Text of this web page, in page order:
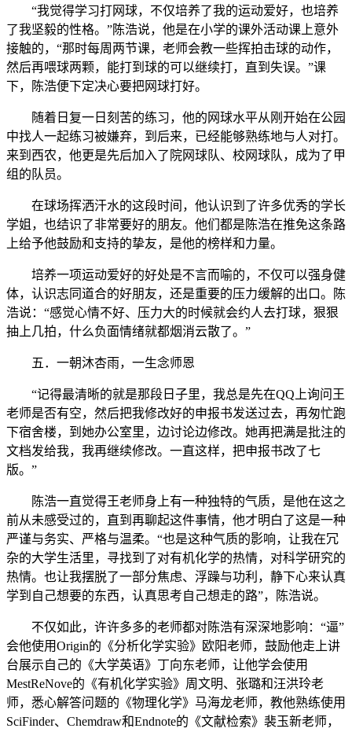
“我觉得学习打网球，不仅培养了我的运动爱好，也培养
了我坚毅的性格。”陈浩说，他是在小学的课外活动课上意外
接触的，“那时每周两节课，老师会教一些挥拍击球的动作，
然后再喂球两颗，能打到球的可以继续打，直到失误。”课
下，陈浩便下定决心要把网球打好。
随着日复一日刻苦的练习，他的网球水平从刚开始在公园
中找人一起练习被嫌弃，到后来，已经能够熟练地与人对打。
来到西农，他更是先后加入了院网球队、校网球队，成为了甲
组的队员。
在球场挥洒汗水的这段时间，他认识到了许多优秀的学长
学姐，也结识了非常要好的朋友。他们都是陈浩在推免这条路
上给予他鼓励和支持的挚友，是他的榜样和力量。
培养一项运动爱好的好处是不言而喻的，不仅可以强身健
体，认识志同道合的好朋友，还是重要的压力缓解的出口。陈
浩说：“感觉心情不好、压力大的时候就会约人去打球，狠狠
抽上几拍，什么负面情绪就都烟消云散了。”
五．一朝沐杏雨，一生念师恩
“记得最清晰的就是那段日子里，我总是先在QQ上询问王
老师是否有空，然后把我修改好的申报书发送过去，再匆忙跑
下宿舍楼，到她办公室里，边讨论边修改。她再把满是批注的
文档发给我，我再继续修改。一直这样，把申报书改了七
版。”
陈浩一直觉得王老师身上有一种独特的气质，是他在这之
前从未感受过的，直到再聊起这件事情，他才明白了这是一种
严谨与务实、严格与温柔。“也是这种气质的影响，让我在冗
杂的大学生活里，寻找到了对有机化学的热情，对科学研究的
热情。也让我摆脱了一部分焦虑、浮躁与功利，静下心来认真
学到自己想要的东西，认真思考自己想走的路”，陈浩说。
不仅如此，许许多多的老师都对陈浩有深深地影响：“逼”
会他使用Origin的《分析化学实验》欧阳老师，鼓励他走上讲
台展示自己的《大学英语》丁向东老师，让他学会使用
MestReNove的《有机化学实验》周文明、张璐和汪洪玲老
师，悉心解答问题的《物理化学》马海龙老师，教他熟练使用
SciFinder、Chemdraw和Endnote的《文献检索》裴玉新老师，